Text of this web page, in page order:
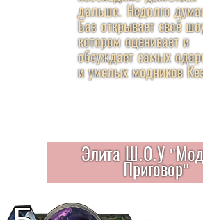
дальше. Недолго
Баз открывает своё
котором оценивает и
обсуждает самых
и умелых модников
Элита Ш.О.У
Приговор"